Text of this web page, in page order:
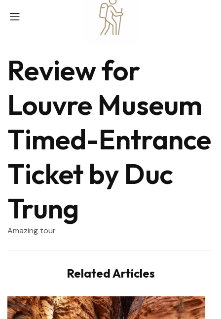
Review for
Louvre Museum
Timed-Entrance
Ticket by Duc
Trung
Amazing tour
Related Articles